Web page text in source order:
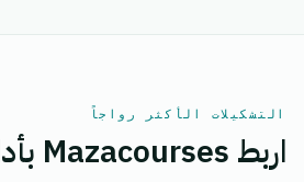
التشكيلات الأكثر رواجاً
اربط Mazacourses بأداة أخرى